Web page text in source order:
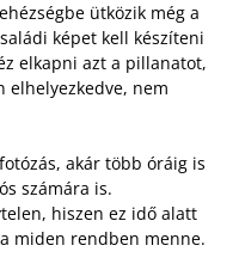
ütközik még a
képet kell készíteni
elkapni azt a pillanatot,
elhelyezkedve, nem
akár több óráig is
számára is.
hiszen ez idő alatt
miden rendben menne.